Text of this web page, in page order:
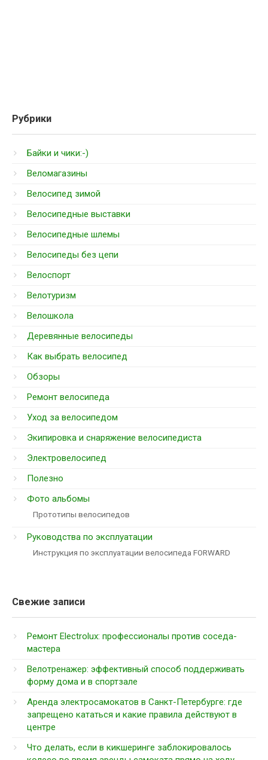
Рубрики
Байки и чики:-)
Веломагазины
Велосипед зимой
Велосипедные выставки
Велосипедные шлемы
Велосипеды без цепи
Велоспорт
Велотуризм
Велошкола
Деревянные велосипеды
Как выбрать велосипед
Обзоры
Ремонт велосипеда
Уход за велосипедом
Экипировка и снаряжение велосипедиста
Электровелосипед
Полезно
Фото альбомы
Прототипы велосипедов
Руководства по эксплуатации
Инструкция по эксплуатации велосипеда FORWARD
Свежие записи
Ремонт Electrolux: профессионалы против соседа-
мастера
Велотренажер: эффективный способ поддерживать
форму дома и в спортзале
Аренда электросамокатов в Санкт-Петербурге: где
запрещено кататься и какие правила действуют в
центре
Что делать, если в кикшеринге заблокировалось